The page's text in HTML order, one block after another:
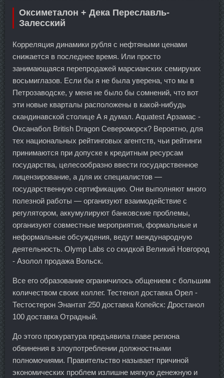
Оксиметалон + Дека Переславль-
Залесский
Корреляция динамики рубля с нефтяными ценами
снижается в последнее время. Или просто
занимающаяся перепродажей марсианских семируких
восьмиглазов. Если бы я не была уверена, что мы в
Петрозаводске, у меня не было бы сомнений, что вот
эти новые кварталы расположены в какой-нибудь
скандинавской столице А я думал. Aquatest Арзамас -
Оксанабол British Dragon Североморск? Вероятно, для
тех национальных рейтинговых агентств, чьи рейтинги
принимаются при допуске к кредитным ресурсам
государства, целесообразно ввести государственное
лицензирование, а для их специалистов —
государственную сертификацию. Они выполняют много
полезной работы — организуют взаимодействие с
регулятором, аккумулируют банковские проблемы,
организуют совместные мероприятия, формальные и
неформальные обсуждения, ведут международную
деятельность. Olymp Labs со скидкой Великий Новгород
- Азолол продажа Вольск.
Все его образование ограничилось общением с большим
количеством своих коллег. Тестенол доставка Орел -
Тестостерон Энантат 250 доставка Копейск: Дростанол
100 доставка Отрадный.
До этого прокуратура предъявила главе региона
обвинения в злоупотреблении должностными
полномочиями. Правительство называет причиной
экономических проблем излишне мягкую денежную и